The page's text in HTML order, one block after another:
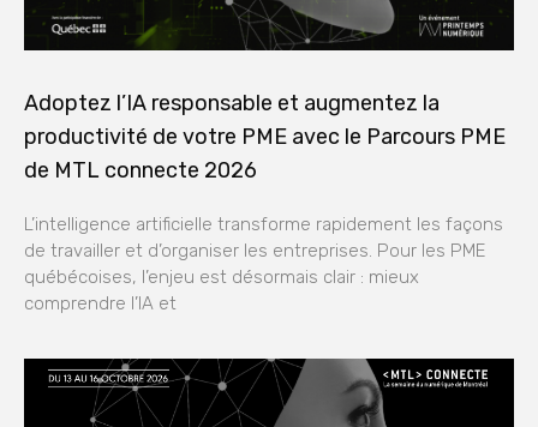
Adoptez l’IA responsable et augmentez la
productivité de votre PME avec le Parcours PME
de MTL connecte 2026
L’intelligence artificielle transforme rapidement les façons
de travailler et d’organiser les entreprises. Pour les PME
québécoises, l’enjeu est désormais clair : mieux
comprendre l’IA et